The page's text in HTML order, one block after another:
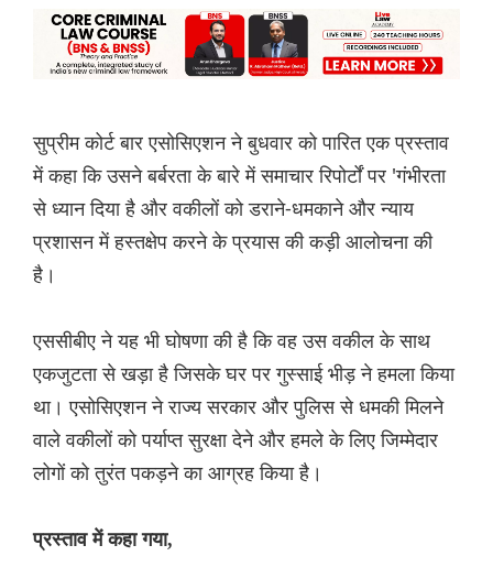
सुप्रीम कोर्ट बार एसोसिएशन ने बुधवार को पारित एक प्रस्ताव
में कहा कि उसने बर्बरता के बारे में समाचार रिपोर्टों पर 'गंभीरता
से ध्यान दिया है और वकीलों को डराने-धमकाने और न्याय
प्रशासन में हस्तक्षेप करने के प्रयास की कड़ी आलोचना की
है।
एससीबीए ने यह भी घोषणा की है कि वह उस वकील के साथ
एकजुटता से खड़ा है जिसके घर पर गुस्साई भीड़ ने हमला किया
था। एसोसिएशन ने राज्य सरकार और पुलिस से धमकी मिलने
वाले वकीलों को पर्याप्त सुरक्षा देने और हमले के लिए जिम्मेदार
लोगों को तुरंत पकड़ने का आग्रह किया है।
प्रस्ताव में कहा गया,